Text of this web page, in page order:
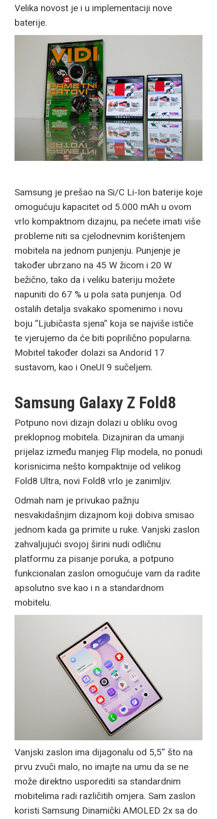
Velika novost je i u implementaciji nove
baterije.
Samsung je prešao na Si/C Li-Ion baterije koje
omogućuju kapacitet od 5.000 mAh u ovom
vrlo kompaktnom dizajnu, pa nećete imati više
probleme niti sa cjelodnevnim korištenjem
mobitela na jednom punjenju. Punjenje je
također ubrzano na 45 W žicom i 20 W
bežično, tako da i veliku bateriju možete
napuniti do 67 % u pola sata punjenja. Od
ostalih detalja svakako spomenimo i novu
boju “Ljubičasta sjena” koja se najviše ističe
te vjerujemo da će biti poprilično popularna.
Mobitel također dolazi sa Andorid 17
sustavom, kao i OneUI 9 sučeljem.
Samsung Galaxy Z Fold8
Potpuno novi dizajn dolazi u obliku ovog
preklopnog mobitela. Dizajniran da umanji
prijelaz između manjeg Flip modela, no ponudi
korisnicima nešto kompaktnije od velikog
Fold8 Ultra, novi Fold8 vrlo je zanimljiv.
Odmah nam je privukao pažnju
nesvakidašnjim dizajnom koji dobiva smisao
jednom kada ga primite u ruke. Vanjski zaslon
zahvaljujući svojoj širini nudi odličnu
platformu za pisanje poruka, a potpuno
funkcionalan zaslon omogućuje vam da radite
apsolutno sve kao i n a standardnom
mobitelu.
Vanjski zaslon ima dijagonalu od 5,5” što na
prvu zvuči malo, no imajte na umu da se ne
može direktno usporediti sa standardnim
mobitelima radi različitih omjera. Sam zaslon
koristi Samsung Dinamički AMOLED 2x sa do